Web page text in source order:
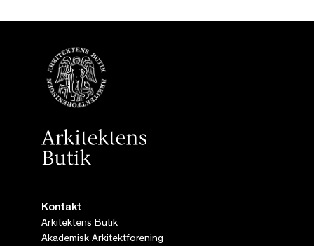
Kontakt
Arkitektens Butik
Akademisk Arkitektforening